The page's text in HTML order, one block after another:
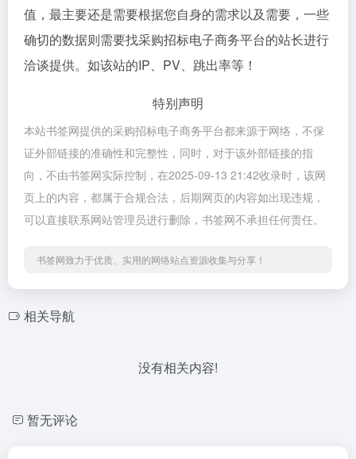
值，最主要还是需要根据您自身的需求以及需要，一些
确切的数据则需要找采购招标电子商务平台的站长进行
洽谈提供。如该站的IP、PV、跳出率等！
特别声明
本站书签网提供的采购招标电子商务平台都来源于网络，不保
证外部链接的准确性和完整性，同时，对于该外部链接的指
向，不由书签网实际控制，在2025-09-13 21:42收录时，该网
页上的内容，都属于合规合法，后期网页的内容如出现违规，
可以直接联系网站管理员进行删除，书签网不承担任何责任。
书签网致力于优质、实用的网络站点资源收集与分享！
相关导航
没有相关内容!
暂无评论